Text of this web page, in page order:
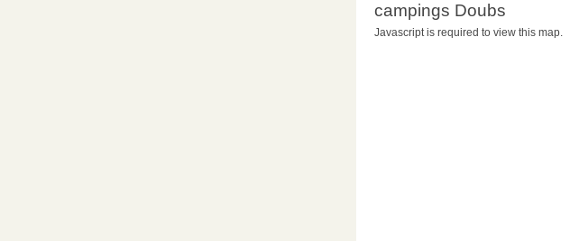
campings Doubs
Javascript is required to view this map.